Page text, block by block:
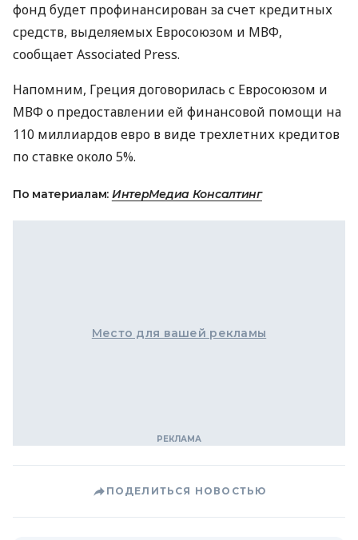
фонд будет профинансирован за счет кредитных
средств, выделяемых Евросоюзом и МВФ,
сообщает Associated Press.
Напомним, Греция договорилась с Евросоюзом и
МВФ о предоставлении ей финансовой помощи на
110 миллиардов евро в виде трехлетних кредитов
по ставке около 5%.
По материалам: ИнтерМедиа Консалтинг
Место для вашей рекламы
ПОДЕЛИТЬСЯ НОВОСТЬЮ